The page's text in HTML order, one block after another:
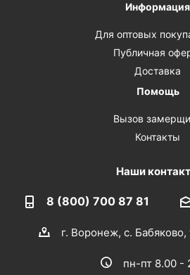
Информация
Для оптовых
Публичная
Доставка
Помощь
Вызов
Контакты
Наши
8 (800) 700 87 81
г. Воронеж, с.
пн-пт 8.00 -